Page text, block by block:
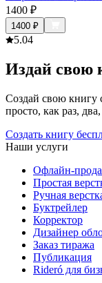
1400 ₽
1400 ₽
5.04
Издай свою
Создай свою книгу
просто, как раз,
Создать книгу
Наши услуги
Офлайн-
Простая
Ручная
Буктрейлер
Корректор
Дизайнер
Заказ тиража
Публикация
Rideró для